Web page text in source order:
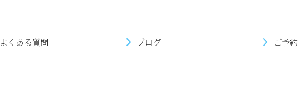
よくある質問 ブログ ご予約